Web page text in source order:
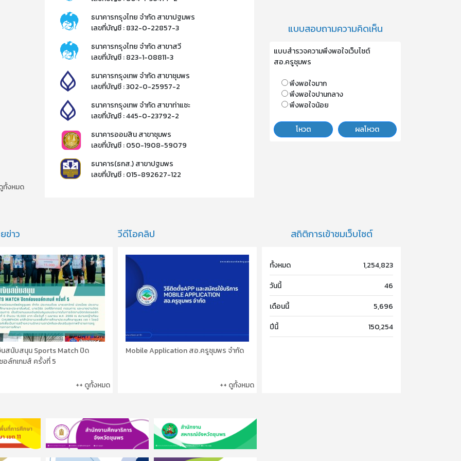
ทั้งหมด
ธนาคารกรุงไทย จำกัด สาขาปฐมพร
เลขที่บัญชี : 832-0-22857-3​
ธนาคารกรุงไทย จำกัด สาขาสวี
เลขที่บัญชี : 823-1-08811-3​
ธนาคารกรุงเทพ จำกัด สาขาชุมพร
เลขที่บัญชี : 302-0-25957-2​
ธนาคารกรุงเทพ จำกัด สาขาท่าแซะ
เลขที่บัญชี : 445-0-23792-2​
ธนาคารออมสิน สาขาชุมพร
เลขที่บัญชี : 050-1908-59079​
ธนาคาร(ธกส.) สาขาปฐมพร
เลขที่บัญชี : 015-892627-122​​
แบบสอบถามความคิดเห็น
แบบสำรวจความพึงพอใจเว็บไซต์
สอ.ครูชุมพร
พึงพอใจมาก
พึงพอใจปานกลาง
พึงพอใจน้อย
โหวต ผลโหวต
ข่าว
นสนับสนุน Sports Match ปิด
ล์กเกมส์ ครั้งที่ 5
++ ดูทั้งหมด
วีดีโอคลิป
Mobile Application สอ.ครูชุมพร จำกัด
++ ดูทั้งหมด
สถิติการเข้าชมเว็บไซต์
ทั้งหมด
1,254,823
วันนี้
46
เดือนนี้
5,696
ปีนี้
150,254